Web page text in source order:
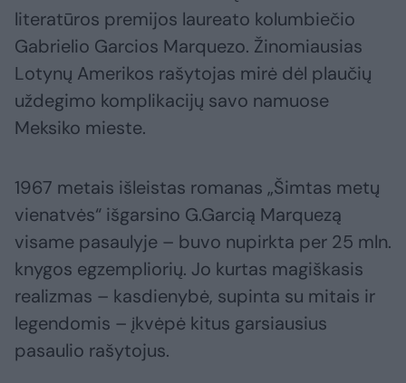
literatūros premijos laureato kolumbiečio
Gabrielio Garcios Marquezo. Žinomiausias
Lotynų Amerikos rašytojas mirė dėl plaučių
uždegimo komplikacijų savo namuose
Meksiko mieste.
1967 metais išleistas romanas „Šimtas metų
vienatvės“ išgarsino G.Garcią Marquezą
visame pasaulyje – buvo nupirkta per 25 mln.
knygos egzempliorių. Jo kurtas magiškasis
realizmas – kasdienybė, supinta su mitais ir
legendomis – įkvėpė kitus garsiausius
pasaulio rašytojus.